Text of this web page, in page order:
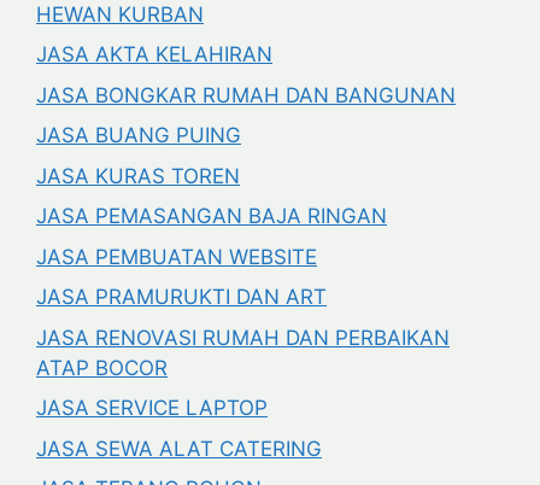
HEWAN KURBAN
JASA AKTA KELAHIRAN
JASA BONGKAR RUMAH DAN BANGUNAN
JASA BUANG PUING
JASA KURAS TOREN
JASA PEMASANGAN BAJA RINGAN
JASA PEMBUATAN WEBSITE
JASA PRAMURUKTI DAN ART
JASA RENOVASI RUMAH DAN PERBAIKAN
ATAP BOCOR
JASA SERVICE LAPTOP
JASA SEWA ALAT CATERING